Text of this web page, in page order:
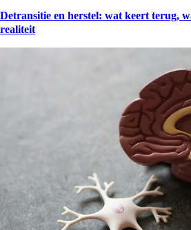
Detransitie en herstel: wat keert terug,
realiteit